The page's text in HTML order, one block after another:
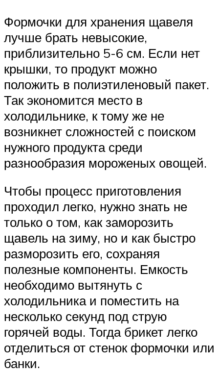
Формочки для хранения щавеля
лучше брать невысокие,
приблизительно 5-6 см. Если нет
крышки, то продукт можно
положить в полиэтиленовый пакет.
Так экономится место в
холодильнике, к тому же не
возникнет сложностей с поиском
нужного продукта среди
разнообразия мороженых овощей.
Чтобы процесс приготовления
проходил легко, нужно знать не
только о том, как заморозить
щавель на зиму, но и как быстро
разморозить его, сохраняя
полезные компоненты. Емкость
необходимо вытянуть с
холодильника и поместить на
несколько секунд под струю
горячей воды. Тогда брикет легко
отделиться от стенок формочки или
банки.